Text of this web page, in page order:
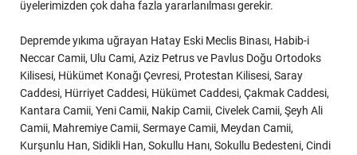
üyelerimizden çok daha fazla yararlanılması gerekir.
Depremde yıkıma uğrayan Hatay Eski Meclis Binası, Habib-i
Neccar Camii, Ulu Cami, Aziz Petrus ve Pavlus Doğu Ortodoks
Kilisesi, Hükümet Konağı Çevresi, Protestan Kilisesi, Saray
Caddesi, Hürriyet Caddesi, Hükümet Caddesi, Çakmak Caddesi,
Kantara Camii, Yeni Camii, Nakip Camii, Civelek Camii, Şeyh Ali
Camii, Mahremiye Camii, Sermaye Camii, Meydan Camii,
Kurşunlu Han, Sidikli Han, Sokullu Hanı, Sokullu Bedesteni, Cindi